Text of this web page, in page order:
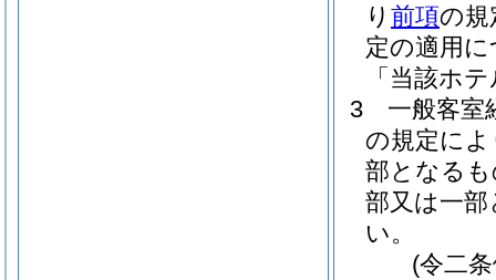
り 前項の規
定の適用
「当該ホ
3
一般客室
の規定に
部となる
部又は一
い。
(令二